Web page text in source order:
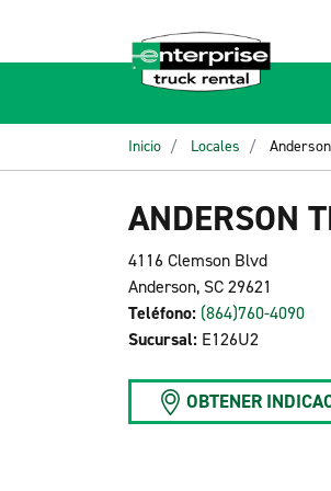
Inicio Locales
ANDERSON
4116 Clemson Blvd
Anderson, SC 29621
Teléfono: (864)760-4090
Sucursal: E126U2
OBTENER